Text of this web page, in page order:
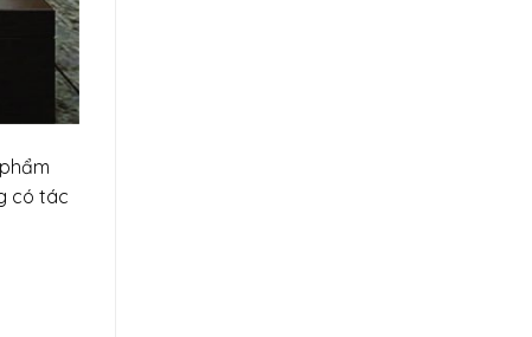
có tác